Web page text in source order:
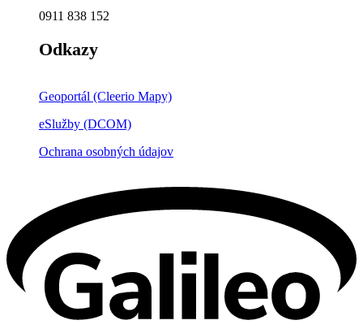
0911 838 152
Odkazy
Geoportál (Cleerio Mapy)
eSlužby (DCOM)
Ochrana osobných údajov